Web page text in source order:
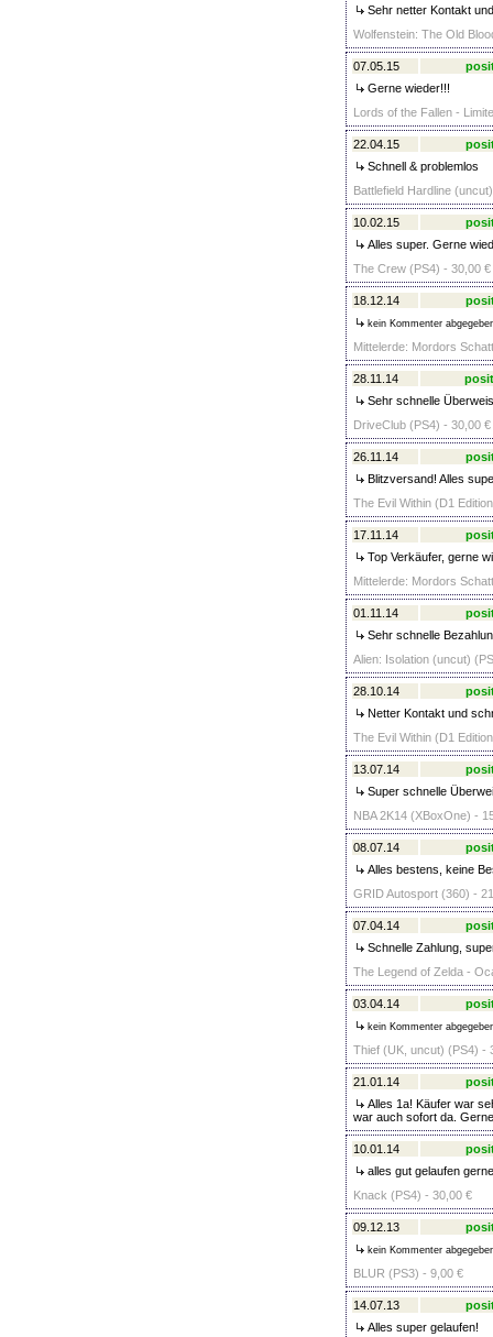
Sehr netter Kontakt
Wolfenstein: The Old
07.05.15
Gerne wieder!!!
Lords of the Fallen -
22.04.15
Schnell & problemlos
Battlefield Hardline
10.02.15
Alles super. Gerne
The Crew (PS4) - 30,00 €
18.12.14
kein Kommenter
Mittelerde: Mordors
28.11.14
Sehr schnelle
DriveClub (PS4) - 30,00 €
26.11.14
Blitzversand! Alles
The Evil Within (D1
17.11.14
Top Verkäufer, gerne
Mittelerde: Mordors
01.11.14
Sehr schnelle
Alien: Isolation (uncut)
28.10.14
Netter Kontakt und
The Evil Within (D1
13.07.14
Super schnelle
NBA 2K14 (XBoxOne) -
08.07.14
Alles bestens, keine
GRID Autosport (360) -
07.04.14
Schnelle Zahlung,
The Legend of Zelda -
03.04.14
kein Kommenter
Thief (UK, uncut) (PS4) -
21.01.14
Alles 1a! Käufer war
war auch sofort da.
10.01.14
alles gut gelaufen
Knack (PS4) - 30,00 €
09.12.13
kein Kommenter
BLUR (PS3) - 9,00 €
14.07.13
Alles super gelaufen!